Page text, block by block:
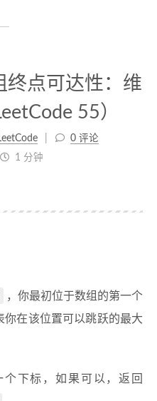
终点可达性：维
55）
0 评论
1 分钟
，你最初位于数组的第一个
你在该位置可以跳跃的最大
下标，如果可以，返回